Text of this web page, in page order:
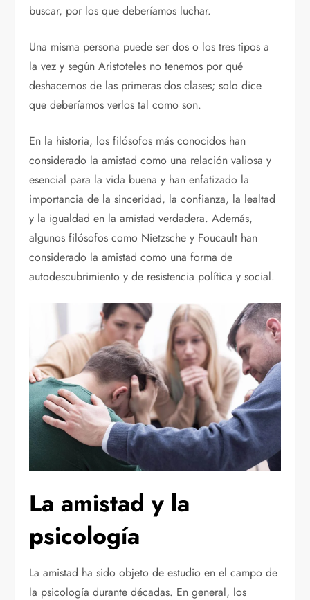
buscar, por los que deberíamos luchar.
Una misma persona puede ser dos o los tres tipos a
la vez y según Aristoteles no tenemos por qué
deshacernos de las primeras dos clases; solo dice
que deberíamos verlos tal como son.
En la historia, los filósofos más conocidos han
considerado la amistad como una relación valiosa y
esencial para la vida buena y han enfatizado la
importancia de la sinceridad, la confianza, la lealtad
y la igualdad en la amistad verdadera. Además,
algunos filósofos como Nietzsche y Foucault han
considerado la amistad como una forma de
autodescubrimiento y de resistencia política y social.
La amistad y la
psicología
La amistad ha sido objeto de estudio en el campo de
la psicología durante décadas. En general, los